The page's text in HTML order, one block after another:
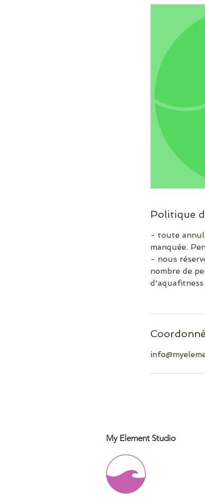
Politique
- toute
manquée.
- nous
nombre de
My Element Studio